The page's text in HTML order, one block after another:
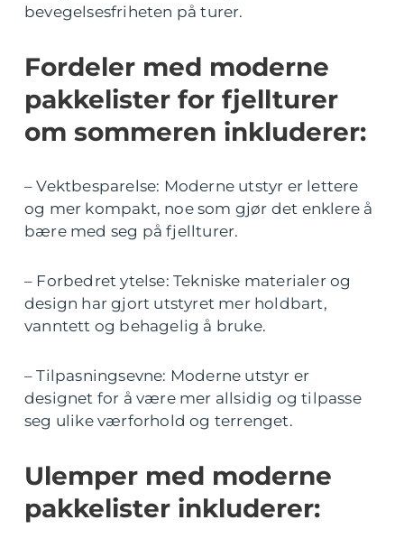
bevegelsesfriheten på turer.
Fordeler med moderne
pakkelister for fjellturer
om sommeren inkluderer:
– Vektbesparelse: Moderne utstyr er lettere
og mer kompakt, noe som gjør det enklere å
bære med seg på fjellturer.
– Forbedret ytelse: Tekniske materialer og
design har gjort utstyret mer holdbart,
vanntett og behagelig å bruke.
– Tilpasningsevne: Moderne utstyr er
designet for å være mer allsidig og tilpasse
seg ulike værforhold og terrenget.
Ulemper med moderne
pakkelister inkluderer: